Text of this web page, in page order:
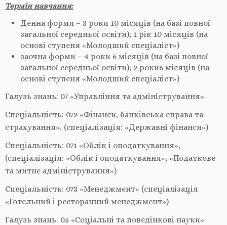
Термін навчання:
Денна форми – 3 роки 10 місяців (на базі повної
загальної середньої освіти); 1 рік 10 місяців (на
основі ступеня «Молодший спеціаліст»)
заочна форми – 4 роки 6 місяців (на базі повної
загальної середньої освіти); 2 роки6 місяців (на
основі ступеня «Молодший спеціаліст»)
Галузь знань: 07 «Управління та адміністрування»
Спеціальність: 072 «Фінанси, банківська справа та
страхування», (спеціалізація: «Державні фінанси»)
Спеціальність: 071 «Облік і оподаткування»,
(спеціалізація: «Облік і оподаткування», «Податкове
та митне адміністрування»)
Спеціальність: 073 «Менеджмент» (спеціалізація
«Готельний і ресторанний менеджмент»)
Галузь знань: 05 «Соціальні та поведінкові науки»